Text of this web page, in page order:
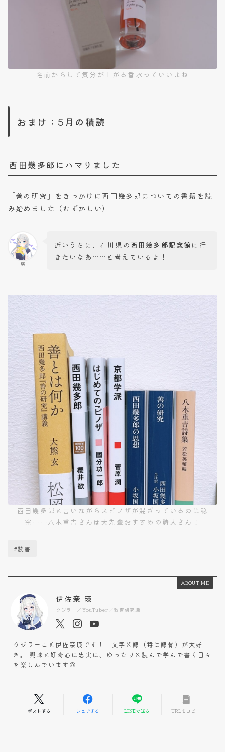
名前からして気分が上がる香水っていいよね
おまけ：5月の積読
西田幾多郎にハマりました
「善の研究」をきっかけに西田幾多郎についての書籍を読
み始めました（むずかしい）
瑛
近いうちに、石川県の 西田幾多郎記念館 に行
きたいなあ……と考えているよ！
西田幾多郎と言いながらスピノザが混ざっているのは秘
密……八木重吉さんは大先輩おすすめの詩人さん！
#読書
ABOUT ME
伊佐奈 瑛
クジラー／YouTuber／教育研究職
クジラーこと伊佐奈瑛です！ 文字と鯨（特に鯨骨）が大好
き。 興味と好奇心に忠実に、ゆったりと読んで学んで書く日々
を楽しんでいます◎
ポストする シェアする LINEで送る URLをコピー